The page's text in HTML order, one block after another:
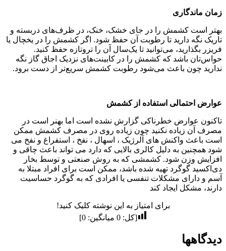
زمان ماندگاری
بهتر است کشمش را در جای خشک، خنک، در ظرف‌های دربسته و
تاریک نگه‌ دارید تا رطوبت آن حفظ شود. اگر کشمش را در یخچال یا
فریزر بگذارید، می‌توانید تا یک‌سال آن را تروتازه حفظ کنید.
حواس‌تان باشد که کشمش را در کابینت‌های نزدیک اجاق گاز نگه
ندارید چون باعث می‌شود رطوبت کشمش سریع‌تر از دست برود.
عوارض احتمالی استفاده از کشمش
تاکنون عوارض خطرناکی گزارش نشده است اما بهنر است در
مصرف آن زیاده نکنید چون زیاده روی در مصرف کشمش ممکن
است باعث واکنش های آلرژیک ، اسهال ، نفخ ، استفراغ و نفخ می
شود همچنین به دلیل کالری بالایی که دارد می تواند باعث چاقی و
افزایش وزن شود. کشمشی که به روش صنعتی و توسط بخار
دی‌اکسید گوگرد تهیه شده باشد، ممکن است برای افراد مبتلا به
آسم و دارای مشکلات تنفسی یا افرادی که به گوگرد حساسیت
دارند، مشکل ایجاد کند
برای امتیاز به این نوشته کلیک کنید!
[کل:0 میانگین:0
]
دیدگاهها